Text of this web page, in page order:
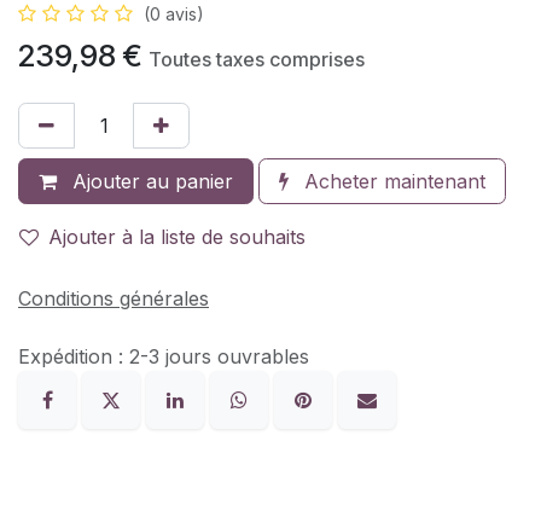
(0 avis)
239,98 € Toutes taxes comprises
Ajouter au panier Acheter maintenant
Ajouter à la liste de souhaits
Conditions générales
Expédition : 2-3 jours ouvrables